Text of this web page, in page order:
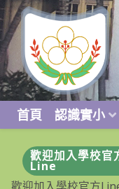
跳
轉
至
主
要
容
首頁 認識實小
歡迎加入學校官
Line